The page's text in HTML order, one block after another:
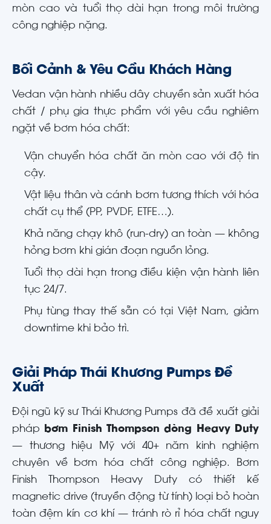
mòn cao và tuổi thọ dài hạn trong môi trường
công nghiệp nặng.
Bối Cảnh & Yêu Cầu Khách Hàng
Vedan vận hành nhiều dây chuyền sản xuất hóa
chất / phụ gia thực phẩm với yêu cầu nghiêm
ngặt về bơm hóa chất:
Vận chuyển hóa chất ăn mòn cao với độ tin
cậy.
Vật liệu thân và cánh bơm tương thích với hóa
chất cụ thể (PP, PVDF, ETFE…).
Khả năng chạy khô (run-dry) an toàn — không
hỏng bơm khi gián đoạn nguồn lỏng.
Tuổi thọ dài hạn trong điều kiện vận hành liên
tục 24/7.
Phụ tùng thay thế sẵn có tại Việt Nam, giảm
downtime khi bảo trì.
Giải Pháp Thái Khương Pumps Đề
Xuất
Đội ngũ kỹ sư Thái Khương Pumps đã đề xuất giải
pháp
bơm Finish Thompson dòng Heavy Duty
— thương hiệu Mỹ với 40+ năm kinh nghiệm
chuyên về bơm hóa chất công nghiệp. Bơm
Finish Thompson Heavy Duty có thiết kế
magnetic drive (truyền động từ tính) loại bỏ hoàn
toàn đệm kín cơ khí — tránh rò rỉ hóa chất nguy